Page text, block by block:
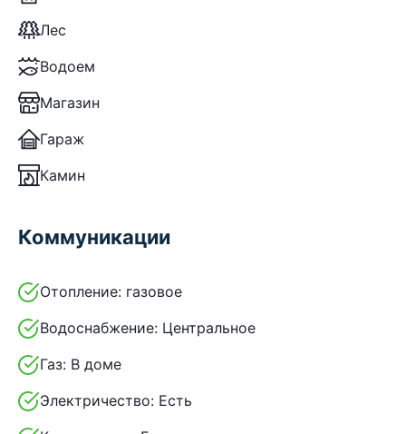
Лес
Водоем
Магазин
Гараж
Камин
Коммуникации
Отопление: газовое
Водоснабжение: Центральное
Газ: В доме
Электричество: Есть